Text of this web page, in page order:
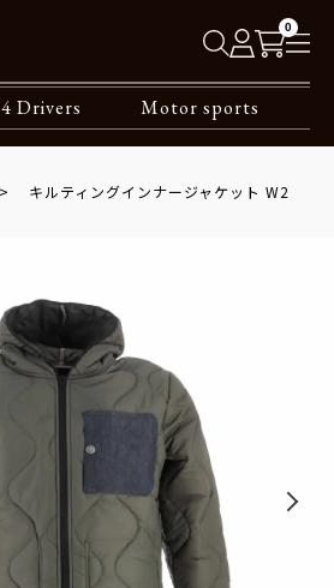
0
4 Drivers Motor sports
キルティングインナージャケット W2